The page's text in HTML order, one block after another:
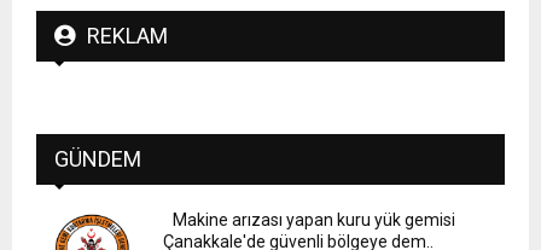
REKLAM
GÜNDEM
Makine arızası yapan kuru yük gemisi
Çanakkale'de güvenli bölgeye dem..